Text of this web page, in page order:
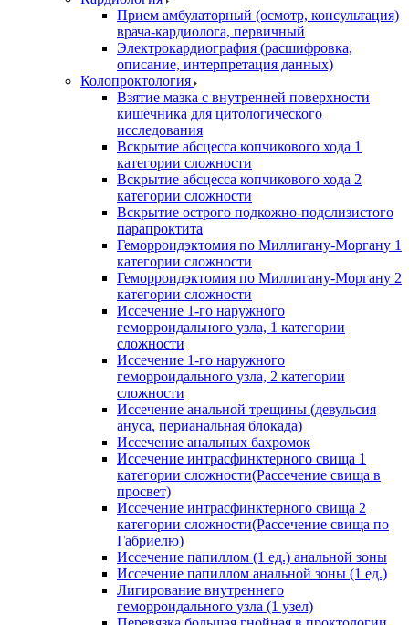
Прием амбулаторный (осмотр, консультация)
врача-кардиолога, первичный
Электрокардиография (расшифровка,
описание, интерпретация данных)
Колопроктология
Взятие мазка с внутренней поверхности
кишечника для цитологического
исследования
Вскрытие абсцесса копчикового хода 1
категории сложности
Вскрытие абсцесса копчикового хода 2
категории сложности
Вскрытие острого подкожно-подслизистого
парапроктита
Геморроидэктомия по Миллигану-Моргану 1
категории сложности
Геморроидэктомия по Миллигану-Моргану 2
категории сложности
Иссечение 1-го наружного
геморроидального узла, 1 категории
сложности
Иссечение 1-го наружного
геморроидального узла, 2 категории
сложности
Иссечение анальной трещины (девульсия
ануса, перианальная блокада)
Иссечение анальных бахромок
Иссечение интрасфинктерного свища 1
категории сложности(Рассечение свища в
просвет)
Иссечение интрасфинктерного свища 2
категории сложности(Рассечение свища по
Габриелю)
Иссечение папиллом (1 ед.) анальной зоны
Иссечение папиллом анальной зоны (1 ед.)
Лигирование внутреннего
геморроидального узла (1 узел)